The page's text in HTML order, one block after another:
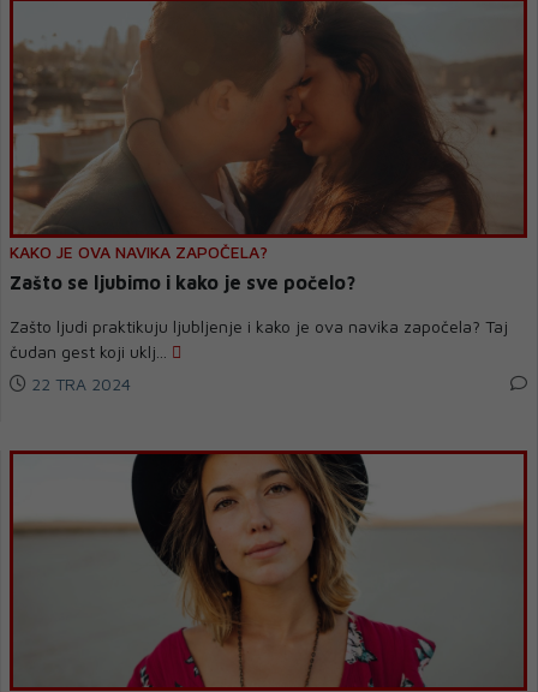
KAKO JE OVA NAVIKA ZAPOČELA?
Zašto se ljubimo i kako je sve počelo?
Zašto ljudi praktikuju ljubljenje i kako je ova navika započela? Taj
čudan gest koji uklj...
22 TRA 2024